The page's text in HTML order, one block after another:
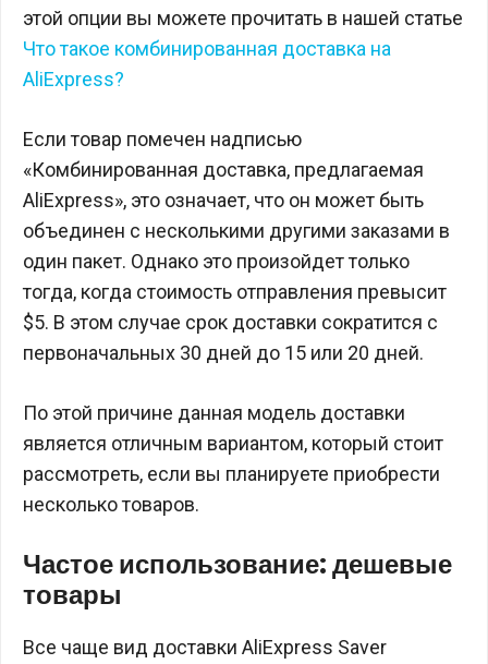
этой опции вы можете прочитать в нашей статье
Что такое комбинированная доставка на
AliExpress?
Если товар помечен надписью
«Комбинированная доставка, предлагаемая
AliExpress», это означает, что он может быть
объединен с несколькими другими заказами в
один пакет. Однако это произойдет только
тогда, когда стоимость отправления превысит
$5. В этом случае срок доставки сократится с
первоначальных 30 дней до 15 или 20 дней.
По этой причине данная модель доставки
является отличным вариантом, который стоит
рассмотреть, если вы планируете приобрести
несколько товаров.
Частое использование: дешевые
товары
Все чаще вид доставки AliExpress Saver